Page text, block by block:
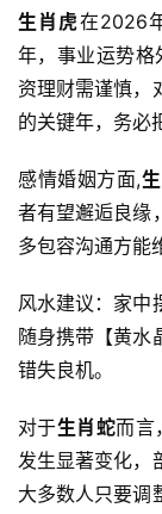
生肖虎在2026
年，事业运势格
资理财需谨慎，
的关键年，务必
感情婚姻方面,
者有望邂逅良缘
多包容沟通方能
风水建议：家中
随身携带【黄水
错失良机。
对于生肖蛇而言
发生显著变化，
大多数人只要调